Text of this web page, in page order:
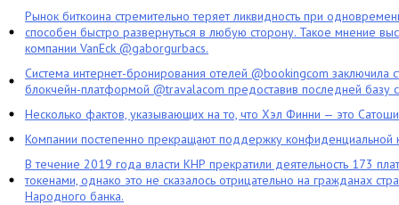
Рынок биткоина стремительно теряет ликвидность при
способен быстро развернуться в любую сторону. Такое мнение
компании VanEck @gaborgurbacs.
Система интернет-бронирования отелей @bookingcom заключила
блокчейн-платформой @travalacom предоставив последней базу
Несколько фактов, указывающих на то, что Хэл Финни — это
Компании постепенно прекращают поддержку конфиденциальной
В течение 2019 года власти КНР прекратили деятельность 173
токенами, однако это не сказалось отрицательно на гражданах
Народного банка.